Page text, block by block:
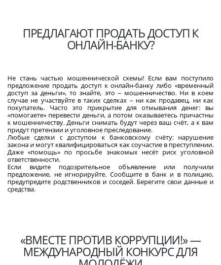
ПРЕДЛАГАЮТ ПРОДАТЬ ДОСТУП К
ОНЛАЙН-БАНКУ?
Не стань частью мошеннической схемы! Если вам поступило
предложение продать доступ к онлайн‑банку либо «временный
доступ за деньги», то знайте, это – мошенничество. Ни в коем
случае не участвуйте в таких сделках – ни как продавец, ни как
покупатель. Часто это прикрытие для отмывания денег: вы
«помогаете» перевести деньги, а потом оказываетесь причастны
к мошенничеству. Деньги снимать будут через ваш счёт, а к вам
придут претензии и уголовное преследование.
Любые сделки с доступом к банковскому счёту: нарушение
закона и могут квалифицироваться как соучастие в преступлении.
Даже «помощь» по просьбе знакомых несёт риск уголовной
ответственности.
Если видите подозрительное объявление или получили
предложение, не игнорируйте. Сообщите в банк и в полицию,
предупредите родственников и соседей. Берегите свои данные и
средства.
«ВМЕСТЕ ПРОТИВ КОРРУПЦИИ!» —
МЕЖДУНАРОДНЫЙ КОНКУРС ДЛЯ